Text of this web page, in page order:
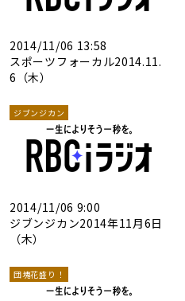
2014/11/06 13:58
スポーツフォーカル2014.11.
6（木）
ジブンジカン
2014/11/06 9:00
ジブンジカン2014年11月6日
（木）
団塊花盛り！